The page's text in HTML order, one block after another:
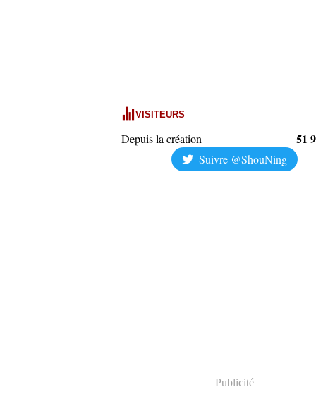
VISITEURS
Depuis la création 51
Suivre @ShouNing
Publicité